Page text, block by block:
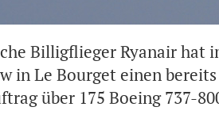
Billigflieger Ryanair hat
in Le Bourget einen
über 175 Boeing 737-